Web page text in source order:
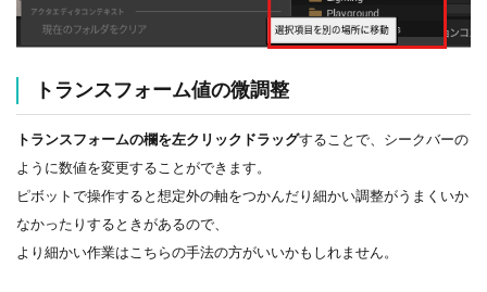
トランスフォーム値の微調整
トランスフォームの欄を左クリックドラッグすることで、シークバーの
ように数値を変更することができます。
ピボットで操作すると想定外の軸をつかんだり細かい調整がうまくいか
なかったりするときがあるので、
より細かい作業はこちらの手法の方がいいかもしれません。